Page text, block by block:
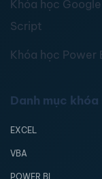
Khóa học
Script
Khóa học Power
Danh mục khóa
EXCEL
VBA
POWER BI